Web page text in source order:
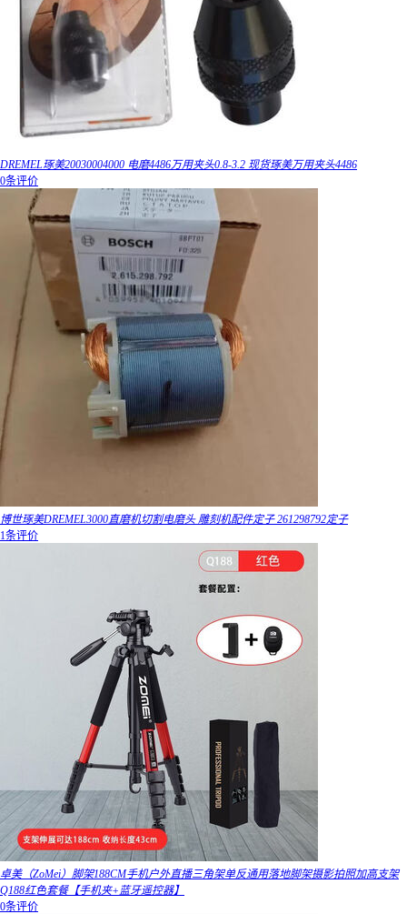
DREMEL琢美20030004000 电磨4486万用夹头0.8-3.2 现货琢美万用夹头4486
0条评价
博世琢美DREMEL3000直磨机切割电磨头 雕刻机配件定子 261298792定子
1条评价
卓美（ZoMei）脚架188CM手机户外直播三角架单反通用落地脚架摄影拍照加高支架
Q188红色套餐【手机夹+蓝牙遥控器】
0条评价